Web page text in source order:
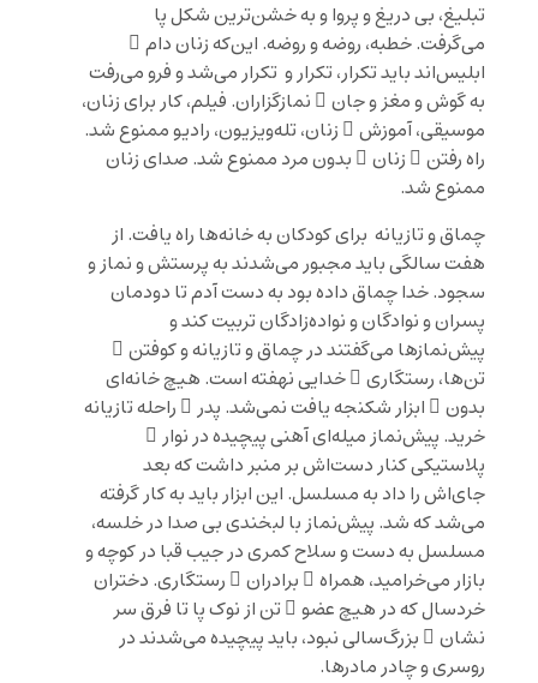
تبلیغ، بی دریغ و پروا و به خشن‌ترین شکل پا
می‌گرفت. خطبه، روضه و روضه. این‌که زنان دام ِ
ابلیس‌اند باید تکرار، تکرار و تکرار می‌شد و فرو می‌رفت
به گوش و مغز و جان ِ نمازگزاران. فیلم، کار برای زنان،
موسیقی، آموزش ِ زنان، تله‌ویزیون، رادیو ممنوع شد.
راه رفتن ِ زنان ِ بدون مرد ممنوع شد. صدای زنان
ممنوع شد.
چماق و تازیانه برای کودکان به خانه‌ها راه یافت. از
هفت سالگی باید مجبور می‌شدند به پرستش و نماز و
سجود. خدا چماق داده بود به دست آدم تا دودمان
پسران و نوادگان و نواده‌زادگان تربیت کند و
پیش‌نمازها می‌گفتند در چماق و تازیانه و کوفتن ِ
تن‌ها، رستگاری ِ خدایی نهفته است. هیچ خانه‌ای
بدون ِ ابزار شکنجه یافت نمی‌شد. پدر ِ راحله تازیانه
خرید. پیش‌نماز میله‌ای آهنی پیچیده در نوار ِ
پلاستیکی کنار دست‌اش بر منبر داشت که بعد
جای‌اش را داد به مسلسل. این ابزار باید به کار گرفته
می‌شد که شد. پیش‌نماز با لبخندی بی صدا در خلسه،
مسلسل به دست و سلاح کمری در جیب قبا در کوچه و
بازار می‌خرامید، همراه ِ برادران ِ رستگاری. دختران
خردسال که در هیچ عضو ِ تن از نوک پا تا فرق سر
نشان ِ بزرگ‌سالی نبود، باید پیچیده می‌شدند در
روسری و چادر مادرها.